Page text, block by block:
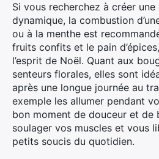
Si vous recherchez à créer
dynamique, la combustion
ou à la menthe est
fruits confits et le pain
l’esprit de Noël. Quant aux
senteurs florales, elles sont
après une longue journée au
exemple les allumer pendant
bon moment de douceur et de
soulager vos muscles et vous
petits soucis du quotidien.